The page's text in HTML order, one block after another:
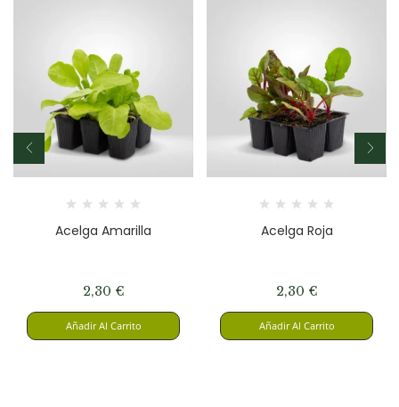
Acelga Amarilla
2,30 €
Añadir Al Carrito
Acelga Roja
2,30 €
Añadir Al Carrito